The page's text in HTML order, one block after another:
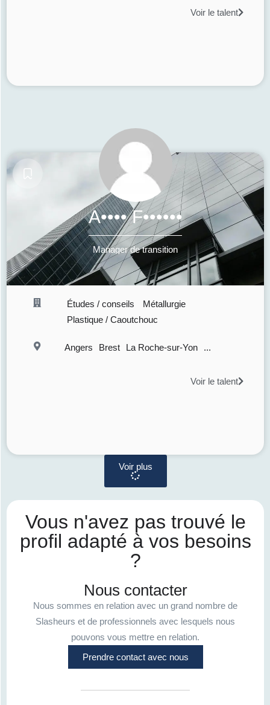
Voir le talent
A•••• F••••••
Manager de transition
Études / conseils
Métallurgie
Plastique / Caoutchouc
Angers Brest La Roche-sur-Yon ...
Voir le talent
Voir plus
Vous n'avez pas trouvé le
profil adapté à vos besoins
?
Nous contacter
Nous sommes en relation avec un grand nombre de
Slasheurs et de professionnels avec lesquels nous
pouvons vous mettre en relation.
Prendre contact avec nous